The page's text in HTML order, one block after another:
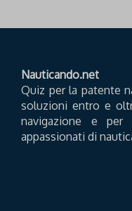
Nauticando.net
Quiz per la patente
soluzioni entro e
navigazione e
appassionati di